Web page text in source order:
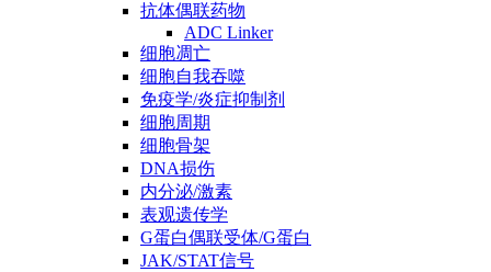
抗体偶联药物
ADC Linker
细胞凋亡
细胞自我吞噬
免疫学/炎症抑制剂
细胞周期
细胞骨架
DNA损伤
内分泌/激素
表观遗传学
G蛋白偶联受体/G蛋白
JAK/STAT信号